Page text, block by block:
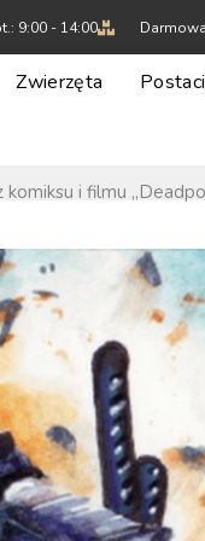
9:00 - 14:00
Zwierzęta
i filmu